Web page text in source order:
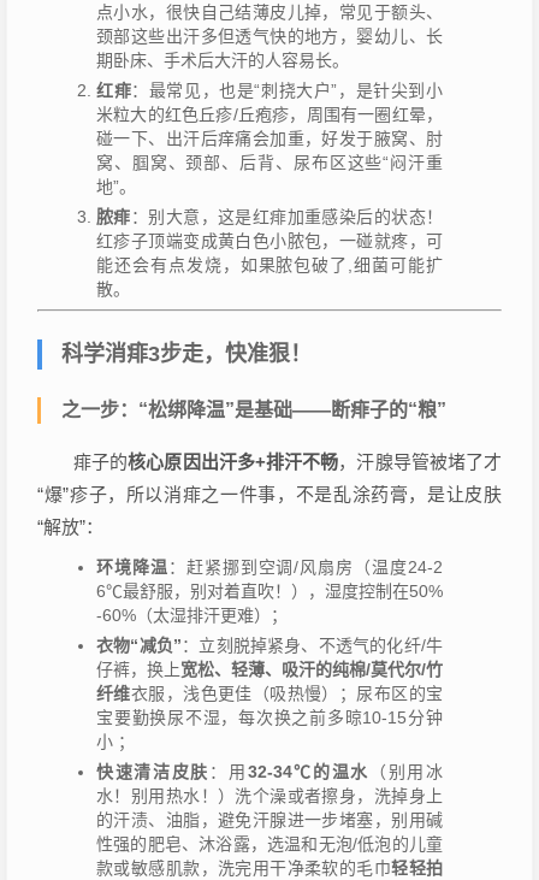
点小水，很快自己结薄皮儿掉，常见于额头、
颈部这些出汗多但透气快的地方，婴幼儿、长
期卧床、手术后大汗的人容易长。
红痱：最常见，也是“刺挠大户”，是针尖到小
米粒大的红色丘疹/丘疱疹，周围有一圈红晕，
碰一下、出汗后痒痛会加重，好发于腋窝、肘
窝、腘窝、颈部、后背、尿布区这些“闷汗重
地”。
脓痱：别大意，这是红痱加重感染后的状态！
红疹子顶端变成黄白色小脓包，一碰就疼，可
能还会有点发烧，如果脓包破了,细菌可能扩
散。
科学消痱3步走，快准狠！
之一步：“松绑降温”是基础——断痱子的“粮”
痱子的核心原因出汗多+排汗不畅，汗腺导管被堵了才
“爆”疹子，所以消痱之一件事，不是乱涂药膏，是让皮肤
“解放”：
环境降温 ：赶紧挪到空调/风扇房（温度24-2
6℃最舒服，别对着直吹！），湿度控制在50%
-60%（太湿排汗更难）；
衣物“减负”：立刻脱掉紧身、不透气的化纤/牛
仔裤，换上宽松、轻薄、吸汗的纯棉/莫代尔/竹
纤维衣服，浅色更佳（吸热慢）；尿布区的宝
宝要勤换尿不湿，每次换之前多晾10-15分钟
小 ；
快速清洁皮肤 ：用 32-34℃的温水
（别用冰
水！别用热水！）洗个澡或者擦身，洗掉身上
的汗渍、油脂，避免汗腺进一步堵塞，别用碱
性强的肥皂、沐浴露，选温和无泡/低泡的儿童
款或敏感肌款，洗完用干净柔软的毛巾轻轻拍